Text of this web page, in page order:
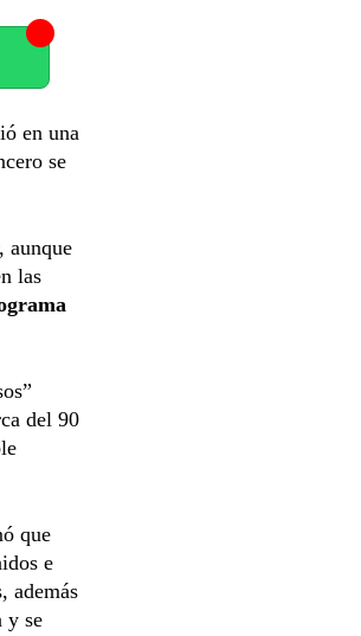
en una
se
aunque
las
del 90
que
e
además
y se